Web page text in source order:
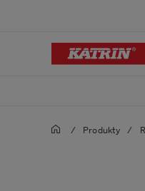
/ Produkty /